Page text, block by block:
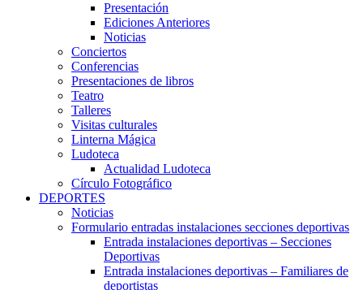
Presentación
Ediciones Anteriores
Noticias
Conciertos
Conferencias
Presentaciones de libros
Teatro
Talleres
Visitas culturales
Linterna Mágica
Ludoteca
Actualidad Ludoteca
Círculo Fotográfico
DEPORTES
Noticias
Formulario entradas instalaciones secciones deportivas
Entrada instalaciones deportivas – Secciones
Deportivas
Entrada instalaciones deportivas – Familiares de
deportistas